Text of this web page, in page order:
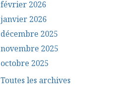
février 2026
janvier 2026
décembre 2025
novembre 2025
octobre 2025
Toutes les archives